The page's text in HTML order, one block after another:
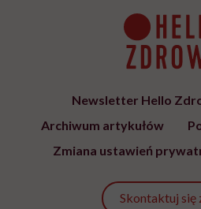
Newsletter Hello
Archiwum artykułów
Zmiana ustawień
Skontaktuj się